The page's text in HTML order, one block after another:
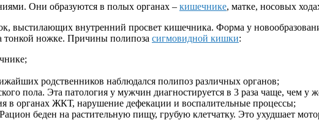
Они образуются в полых органах – кишечнике, матке, носовых
выстилающих внутренний просвет кишечника. Форма у
тонкой ножке. Причины полипоза сигмовидной кишки:
родственников наблюдался полипоз различных органов;
пола. Эта патология у мужчин диагностируется в 3 раза чаще, чем у
в органах ЖКТ, нарушение дефекации и воспалительные процессы;
беден на растительную пищу, грубую клетчатку. Это ухудшает